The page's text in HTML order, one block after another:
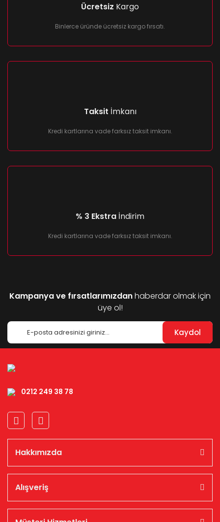
Ücretsiz Kargo
Binlerce üründe ücretsiz kargo fırsatı.
Taksit İmkanı
Kredi kartlarına vade farksız taksit imkanı.
% 3 Ekstra İndirim
Kredi kartlarına vade farksız taksit imkanı.
Kampanya ve fırsatlarımızdanhaberdar olmak için
üye ol!
Kaydol
0212 249 38 78
Hakkımızda
Alışveriş